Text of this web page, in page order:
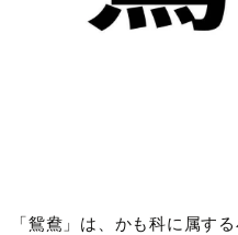
「鴛鴦」は、かも科に属す